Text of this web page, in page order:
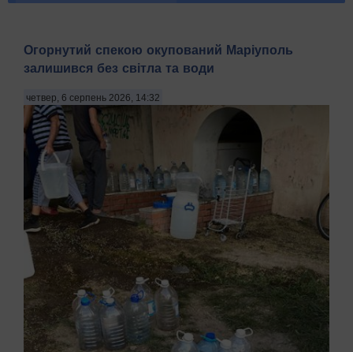
Огорнутий спекою окупований Маріуполь
залишився без світла та води
четвер, 6 серпень 2026, 14:32